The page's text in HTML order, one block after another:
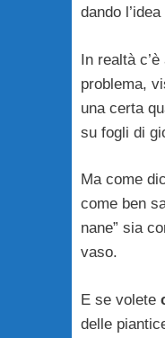
dando
In realtà
problema,
una certa
su fogli di
Ma come
come ben
nane” sia
vaso.
E se volete
delle